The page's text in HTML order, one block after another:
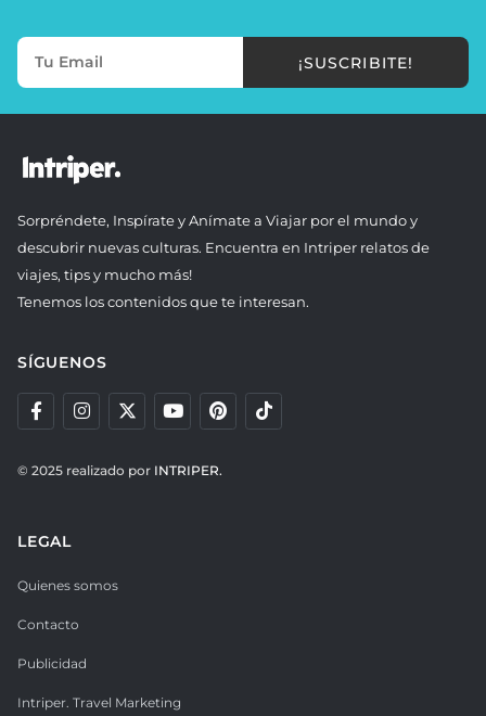
¡SUSCRIBITE!
Sorpréndete, Inspírate y Anímate a Viajar por el mundo y
descubrir nuevas culturas. Encuentra en Intriper relatos de
viajes, tips y mucho más!
Tenemos los contenidos que te interesan.
SÍGUENOS
© 2025 realizado por INTRIPER.
LEGAL
Quienes somos
Contacto
Publicidad
Intriper. Travel Marketing